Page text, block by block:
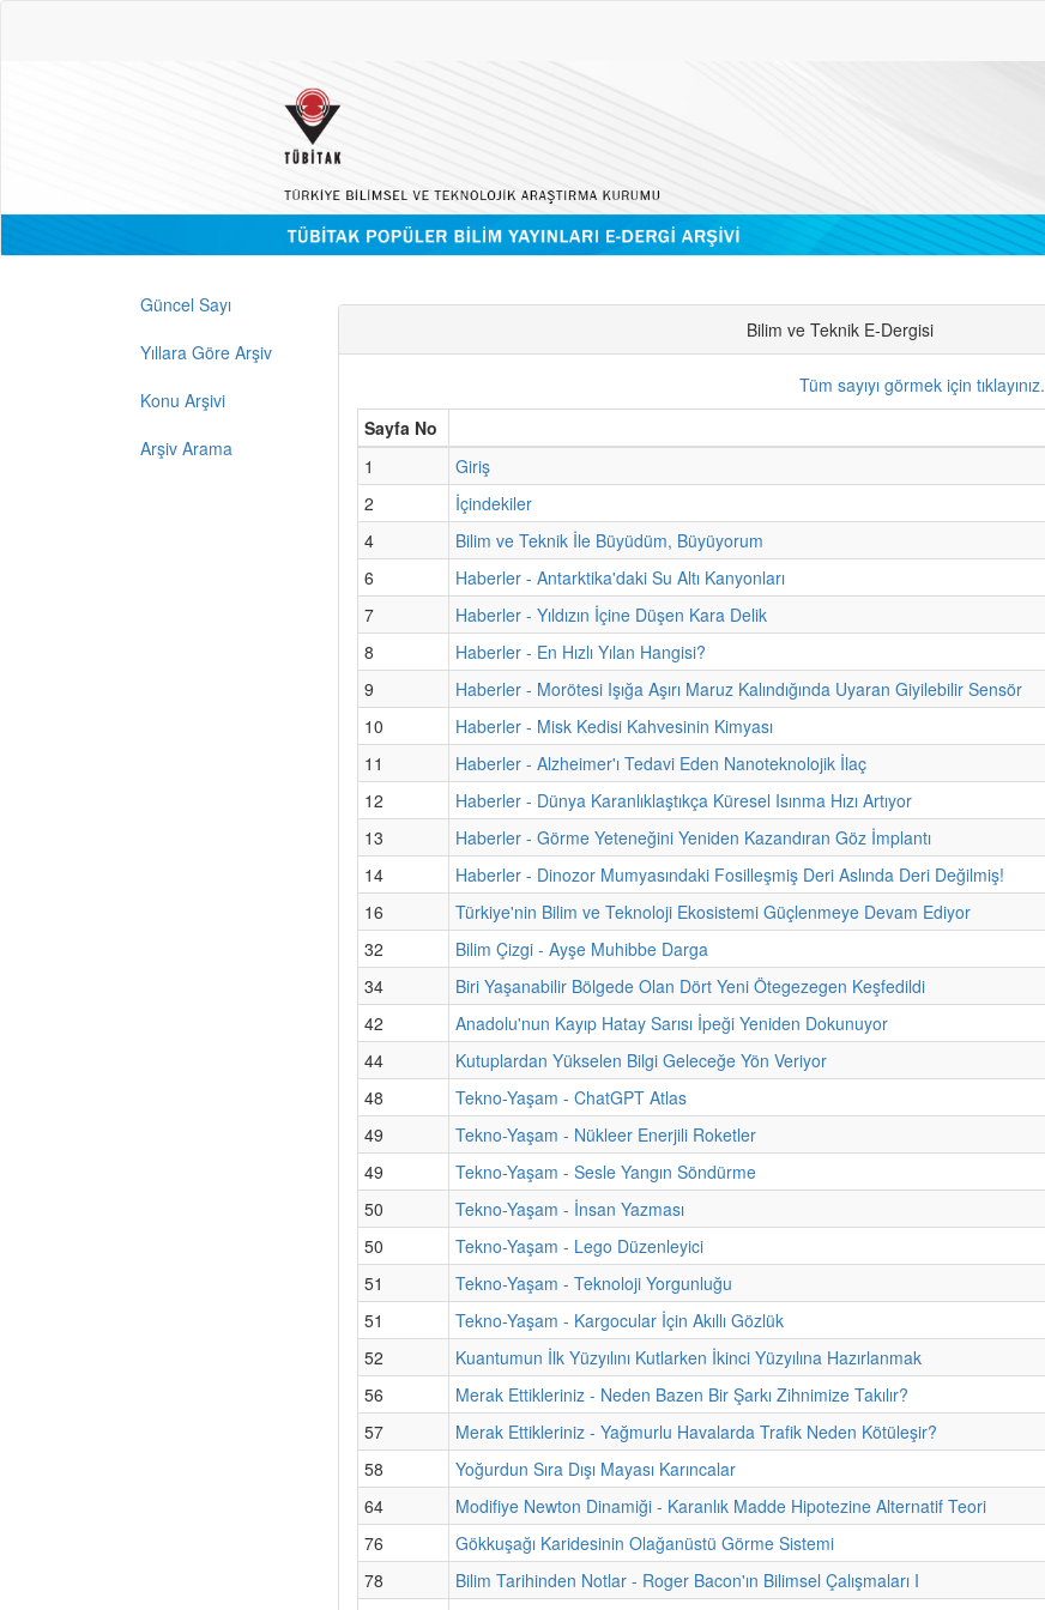
Güncel Sayı
Yıllara Göre Arşiv
Konu Arşivi
Arşiv Arama
Bilim ve Teknik E-Dergisi
Tüm sayıyı görmek için tıklayınız.
Sayfa No
1
Giriş
2
İçindekiler
4
Bilim ve Teknik İle Büyüdüm, Büyüyorum
6
Haberler - Antarktika'daki Su Altı Kanyonları
7
Haberler - Yıldızın İçine Düşen Kara Delik
8
Haberler - En Hızlı Yılan Hangisi?
9
Haberler - Morötesi Işığa Aşırı Maruz Kalındığında Uyaran Giyilebilir Sensör
10
Haberler - Misk Kedisi Kahvesinin Kimyası
11
Haberler - Alzheimer'ı Tedavi Eden Nanoteknolojik İlaç
12
Haberler - Dünya Karanlıklaştıkça Küresel Isınma Hızı Artıyor
13
Haberler - Görme Yeteneğini Yeniden Kazandıran Göz İmplantı
14
Haberler - Dinozor Mumyasındaki Fosilleşmiş Deri Aslında Deri Değilmiş!
16
Türkiye'nin Bilim ve Teknoloji Ekosistemi Güçlenmeye Devam Ediyor
32
Bilim Çizgi - Ayşe Muhibbe Darga
34
Biri Yaşanabilir Bölgede Olan Dört Yeni Ötegezegen Keşfedildi
42
Anadolu'nun Kayıp Hatay Sarısı İpeği Yeniden Dokunuyor
44
Kutuplardan Yükselen Bilgi Geleceğe Yön Veriyor
48
Tekno-Yaşam - ChatGPT Atlas
49
Tekno-Yaşam - Nükleer Enerjili Roketler
49
Tekno-Yaşam - Sesle Yangın Söndürme
50
Tekno-Yaşam - İnsan Yazması
50
Tekno-Yaşam - Lego Düzenleyici
51
Tekno-Yaşam - Teknoloji Yorgunluğu
51
Tekno-Yaşam - Kargocular İçin Akıllı Gözlük
52
Kuantumun İlk Yüzyılını Kutlarken İkinci Yüzyılına Hazırlanmak
56
Merak Ettikleriniz - Neden Bazen Bir Şarkı Zihnimize Takılır?
57
Merak Ettikleriniz - Yağmurlu Havalarda Trafik Neden Kötüleşir?
58
Yoğurdun Sıra Dışı Mayası Karıncalar
64
Modifiye Newton Dinamiği - Karanlık Madde Hipotezine Alternatif Teori
76
Gökkuşağı Karidesinin Olağanüstü Görme Sistemi
78
Bilim Tarihinden Notlar - Roger Bacon'ın Bilimsel Çalışmaları I